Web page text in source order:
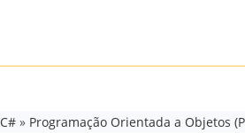
C#» Programação Orientada a Objetos